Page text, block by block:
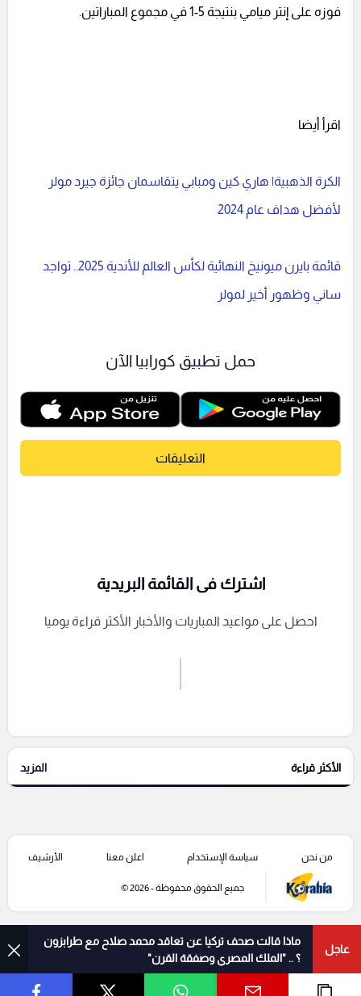
فوزه على إنتر ميامي بنتيجة 5-1 في مجموع المباراتين.
اقرأ أيضا
الكرة الذهبية| هاري كين ومبابي يتقاسمان جائزة جيرد مولر
لأفضل هداف عام 2024
قائمة بايرن ميونيخ النهائية لكأس العالم للأندية 2025.. تواجد
ساني وظهور أخير لمولر
حمل تطبيق كورابيا الآن
التعليقات
إرسال تعليق
التعليقات السابقة
اشترك فى القائمة البريدية
احصل على مواعيد المباريات والأخبار الأكثر قراءة يوميا
الأكثر قراءة المزيد
عاجل
ماذا قالت صحف تركيا عن تعاقد محمد صلاح مع طرابزون
؟ .. "الملك المصري وصفقة القرن"
من نحن سياسة الإستخدام اعلن معنا الأرشيف
جميع الحقوق محفوظة - 2026 ©